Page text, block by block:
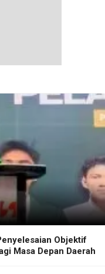
Objektif
Masa Depan Daerah